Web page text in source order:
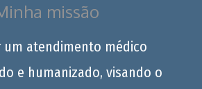
missão
um atendimento médico
e humanizado, visando o